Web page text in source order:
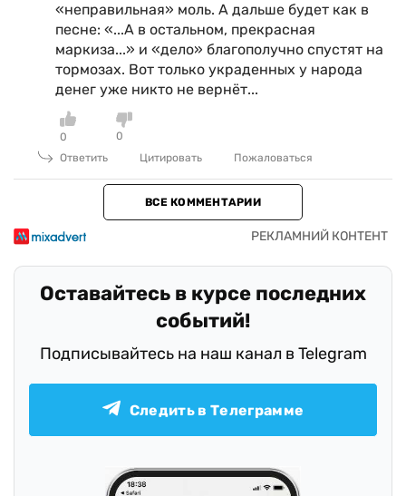
«неправильная» моль. А дальше будет как в
песне: «...А в остальном, прекрасная
маркиза...» и «дело» благополучно спустят на
тормозах. Вот только украденных у народа
денег уже никто не вернёт...
0
0
Ответить
Цитировать Пожаловаться
ВСЕ КОММЕНТАРИИ
Оставайтесь в курсе последних
событий!
Подписывайтесь на наш канал в Telegram
Следить в Телеграмме